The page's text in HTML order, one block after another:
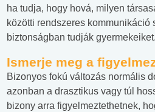
ha tudja, hogy hová, milyen
közötti rendszeres kommunikáció
biztonságban tudják gyermekeiket.
Ismerje meg a
Bizonyos fokú változás normális
azonban a drasztikus vagy túl
bizony arra figyelmeztethetnek,